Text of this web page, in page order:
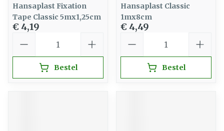
Hansaplast Fixation
Tape Classic 5mx1,25cm
€ 4,19
Bestel
Hansaplast Classic
1mx8cm
€ 4,49
Bestel